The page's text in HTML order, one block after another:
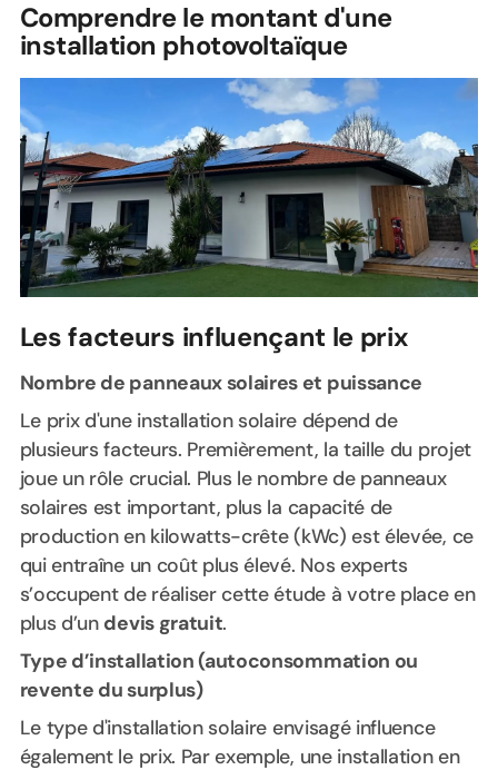
Comprendre le montant d'une
installation photovoltaïque
Les facteurs influençant le prix
Nombre de panneaux solaires et puissance
Le prix d'une installation solaire dépend de
plusieurs facteurs. Premièrement, la taille du projet
joue un rôle crucial. Plus le nombre de panneaux
solaires est important, plus la capacité de
production en kilowatts-crête (kWc) est élevée, ce
qui entraîne un coût plus élevé. Nos experts
s’occupent de réaliser cette étude à votre place en
plus d’un devis gratuit.
Type d’installation (autoconsommation ou
revente du surplus)
Le type d'installation solaire envisagé influence
également le prix. Par exemple, une installation en